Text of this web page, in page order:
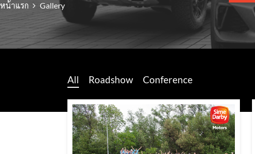
หน้าแรก Gallery
All Roadshow Conference